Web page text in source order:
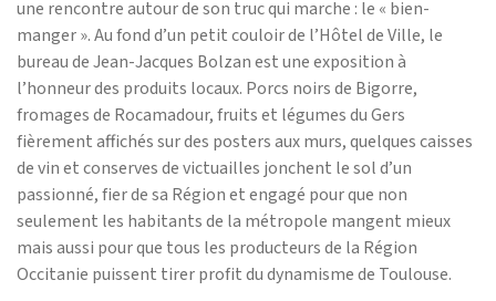
une rencontre autour de son truc qui marche : le « bien-
manger ». Au fond d’un petit couloir de l’Hôtel de Ville, le
bureau de Jean-Jacques Bolzan est une exposition à
l’honneur des produits locaux. Porcs noirs de Bigorre,
fromages de Rocamadour, fruits et légumes du Gers
fièrement affichés sur des posters aux murs, quelques caisses
de vin et conserves de victuailles jonchent le sol d’un
passionné, fier de sa Région et engagé pour que non
seulement les habitants de la métropole mangent mieux
mais aussi pour que tous les producteurs de la Région
Occitanie puissent tirer profit du dynamisme de Toulouse.